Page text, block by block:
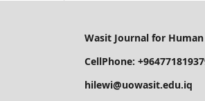
Wasit Journal for Human
CellPhone:
hilewi@uowasit.edu.iq